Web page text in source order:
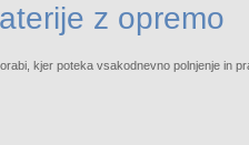
z opremo
kjer poteka vsakodnevno polnjenje in